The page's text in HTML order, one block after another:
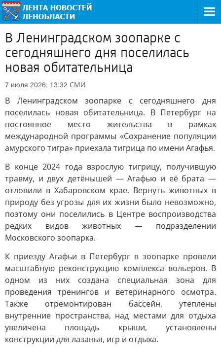
В Ленинградском зоопарке с
сегодняшнего дня поселилась
новая обитательница
7 июля 2026, 13:32 СМИ
В Ленинградском зоопарке с сегодняшнего дня
поселилась новая обитательница. В Петербург на
постоянное место жительства в рамках
международной программы «Сохранение популяции
амурского тигра» приехала тигрица по имени Агафья.
В конце 2024 года взрослую тигрицу, получившую
травму, и двух детёнышей — Агафью и её брата —
отловили в Хабаровском крае. Вернуть животных в
природу без угрозы для их жизни было невозможно,
поэтому они поселились в Центре воспроизводства
редких видов животных — подразделении
Московского зоопарка.
К приезду Агафьи в Петербург в зоопарке провели
масштабную реконструкцию комплекса вольеров. В
одном из них создана специальная зона для
проведения тренингов и ветеринарного осмотра.
Также отремонтирован бассейн, утеплены
внутренние пространства, над местами для отдыха
увеличена площадь крыши, установлены
конструкции для лазанья, игр и отдыха.